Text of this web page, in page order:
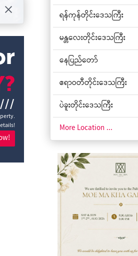
ရန်ကုန်တိုင်းဒေသကြီး
မန္တလေးတိုင်းဒေသကြီး
နေပြည်တော်
ဧရာဝတီတိုင်းဒေသကြီး
ပဲခူးတိုင်းဒေသကြီး
ချင်းပြည်နယ်
ကချင်ပြည်နယ်
ကယားပြည်နယ်
ကရင်ပြည်နယ်
မကွေးတိုင်းဒေသကြီး
More Location ...